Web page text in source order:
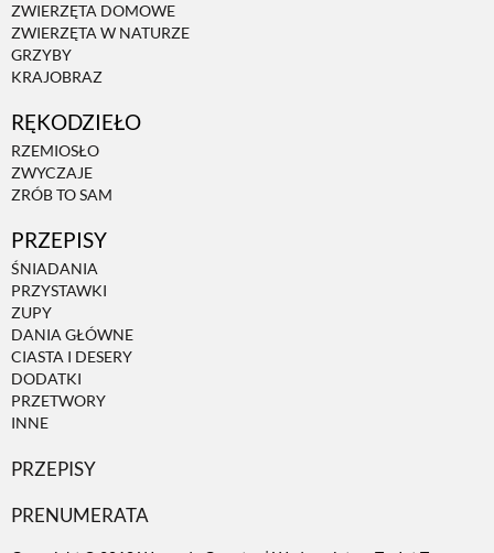
ZWIERZĘTA DOMOWE
ZWIERZĘTA W NATURZE
GRZYBY
KRAJOBRAZ
RĘKODZIEŁO
RZEMIOSŁO
ZWYCZAJE
ZRÓB TO SAM
PRZEPISY
ŚNIADANIA
PRZYSTAWKI
ZUPY
DANIA GŁÓWNE
CIASTA I DESERY
DODATKI
PRZETWORY
INNE
PRZEPISY
PRENUMERATA
ZWIERZĘTA DOMOWE
ZWIERZĘTA W NATURZE